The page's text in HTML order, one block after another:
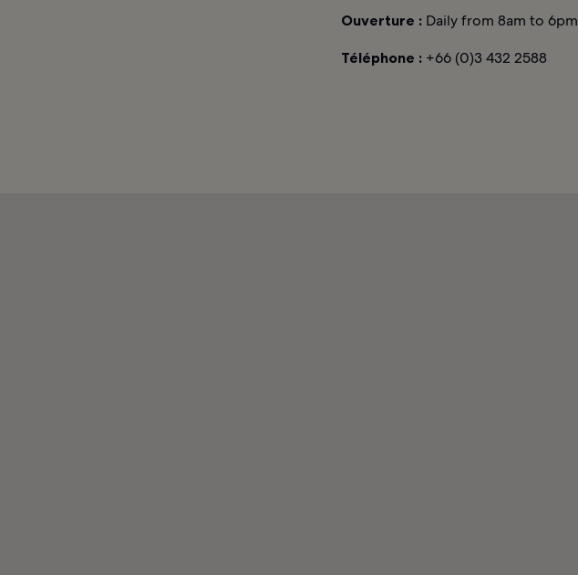
Ouverture : Daily from 8am to 6pm
Téléphone : +66 (0)3 432 2588